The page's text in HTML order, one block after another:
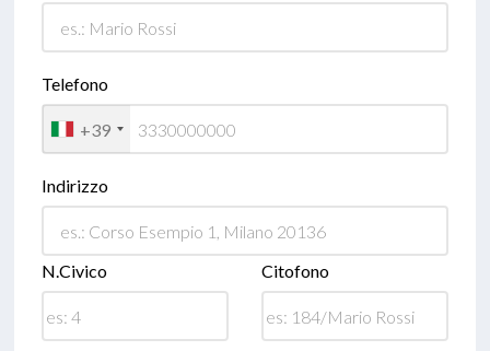
Telefono
+39
Indirizzo
N.Civico Citofono